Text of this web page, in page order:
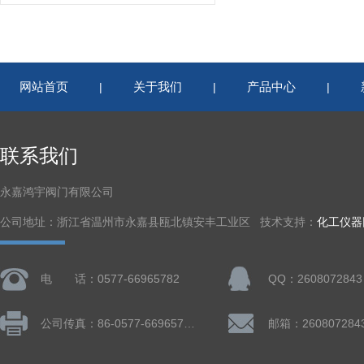
网站首页 | 关于我们 | 产品中心 |
联系我们
永嘉鸿宇阀门有限公司
公司地址：浙江省温州市永嘉县瓯北镇安丰工业区 技术支持： 化工仪
电 话：0577-66965782 QQ：2608072843
邮箱：